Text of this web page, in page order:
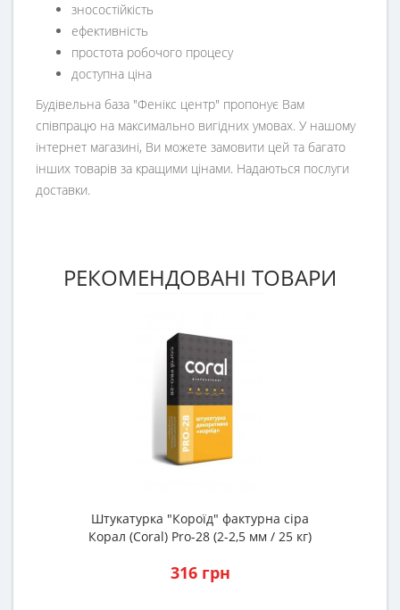
зносостійкість
ефективність
простота робочого процесу
доступна ціна
Будівельна база "Фенікс центр" пропонує Вам
співпрацю на максимально вигідних умовах. У нашому
інтернет магазині, Ви можете замовити цей та багато
інших товарів за кращими цінами. Надаються послуги
доставки.
РЕКОМЕНДОВАНІ ТОВАРИ
Штукатурка "Короїд" фактурна сіра
Корал (Coral) Pro-28 (2-2,5 мм / 25 кг)
316 грн